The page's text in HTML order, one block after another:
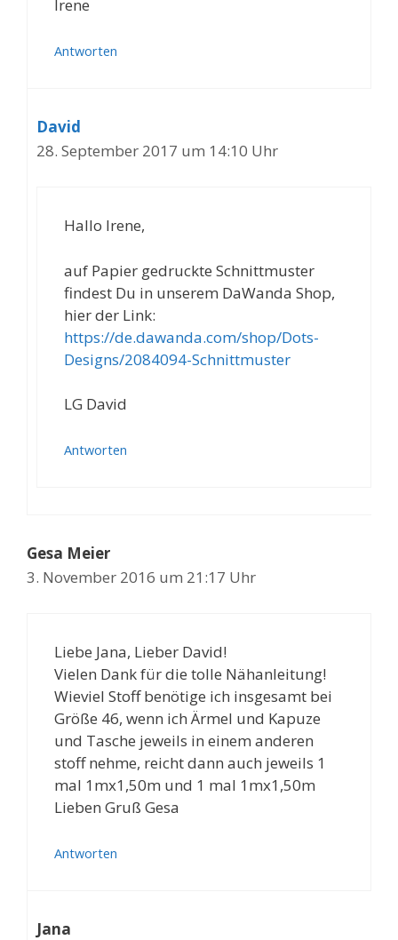
Irene
Antworten
David
28. September 2017 um 14:10 Uhr
Hallo Irene,
auf Papier gedruckte Schnittmuster
findest Du in unserem DaWanda Shop,
hier der Link:
https://de.dawanda.com/shop/Dots-
Designs/2084094-Schnittmuster
LG David
Antworten
Gesa Meier
3. November 2016 um 21:17 Uhr
Liebe Jana, Lieber David!
Vielen Dank für die tolle Nähanleitung!
Wieviel Stoff benötige ich insgesamt bei
Größe 46, wenn ich Ärmel und Kapuze
und Tasche jeweils in einem anderen
stoff nehme, reicht dann auch jeweils 1
mal 1mx1,50m und 1 mal 1mx1,50m
Lieben Gruß Gesa
Antworten
Jana